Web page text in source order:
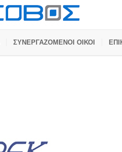
ΣΥΝΕΡΓΑΖΟΜΕΝΟΙ ΟΙΚΟΙ